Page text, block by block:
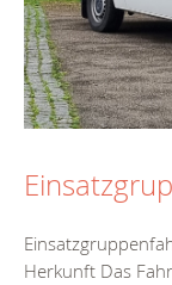
Herkunft Das